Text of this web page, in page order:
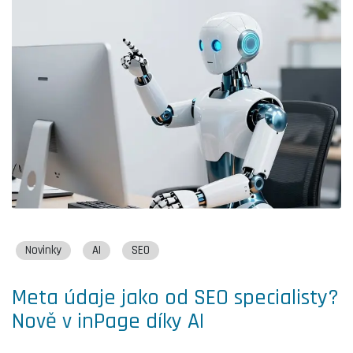
Novinky AI SEO
Meta údaje jako od SEO specialisty?
Nově v inPage díky AI